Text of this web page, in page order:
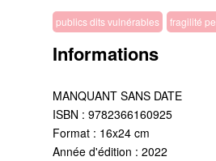
publics dits vulnérables fragilité
Informations
MANQUANT SANS DATE
ISBN : 9782366160925
Format : 16x24 cm
Année d'édition : 2022